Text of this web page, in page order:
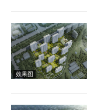
效果图